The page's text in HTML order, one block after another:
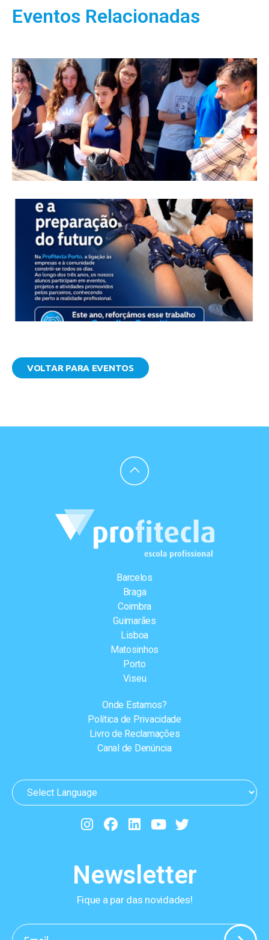
Eventos Relacionadas
VOLTAR PARA EVENTOS
Barcelos
Braga
Coimbra
Guimarães
Lisboa
Matosinhos
Porto
Viseu
Onde Estamos?
Política de Privacidade
Livro de Reclamações
Canal de Denúncia
Newsletter
Fique a par das novidades!